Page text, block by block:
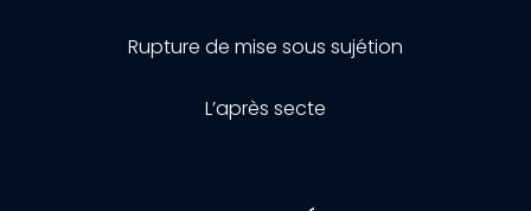
Rupture de mise sous sujétion
L’après secte